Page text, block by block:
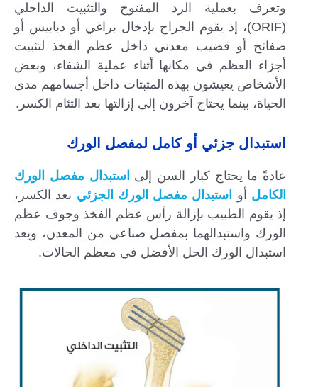
وتعرف بعملية الرد المفتوح والتثبيت الداخلي
(ORIF)، إذ يقوم الجراح بإدخال براغي أو دبابيس أو
صفائح أو قضيب معدني داخل عظم الفخذ لتثبيت
أجزاء العظم في مكانها أثناء عملية الشفاء، وبعض
الأشخاص يعيشون بهذه المثبتات داخل أجسامهم مدى
الحياة، بينما يحتاج آخرون إلى إزالتها بعد التئام الكسر.
استبدال جزئي أو كامل لمفصل الورك
عادةً ما يحتاج كبار السن إلى استبدال مفصل الورك
الكامل أو استبدال مفصل الورك الجزئي بعد الكسر،
إذ يقوم الطبيب بإزالة رأس عظم الفخذ وجوف عظم
الورك واستبدالهما بمفصل صناعي من المعدن، ويعد
استبدال الورك الحل الأفضل في معظم الحالات.